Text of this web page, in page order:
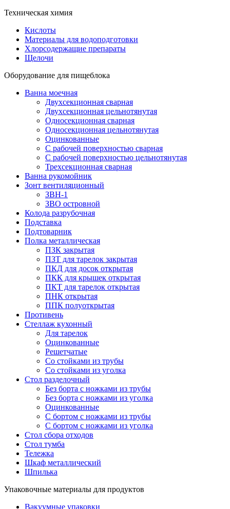
Техническая химия
Кислоты
Материалы для водоподготовки
Хлорсодержащие препараты
Щелочи
Оборудование для пищеблока
Ванна моечная
Двухсекционная сварная
Двухсекционная цельнотянутая
Односекционная сварная
Односекционная цельнотянутая
Оцинкованные
С рабочей поверхностью сварная
С рабочей поверхностью цельнотянутая
Трехсекционная сварная
Ванна рукомойник
Зонт вентиляционный
ЗВН-1
ЗВО островной
Колода разрубочная
Подставка
Подтоварник
Полка металлическая
ПЗК закрытая
ПЗТ для тарелок закрытая
ПКД для досок открытая
ПКК для крышек открытая
ПКТ для тарелок открытая
ПНК открытая
ППК полуоткрытая
Противень
Стеллаж кухонный
Для тарелок
Оцинкованные
Решетчатые
Со стойками из трубы
Со стойками из уголка
Стол разделочный
Без борта с ножками из трубы
Без борта с ножками из уголка
Оцинкованные
С бортом с ножками из трубы
С бортом с ножками из уголка
Стол сбора отходов
Стол тумба
Тележка
Шкаф металлический
Шпилька
Упаковочные материалы для продуктов
Вакуумные упаковки